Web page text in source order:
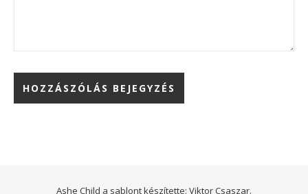
Ashe Child a sablont készítette: Viktor Csaszar.